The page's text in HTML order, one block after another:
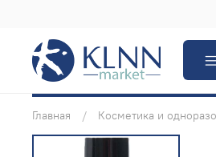
Главная Косметика и